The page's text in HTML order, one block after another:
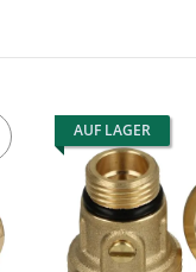
AUF LAGER